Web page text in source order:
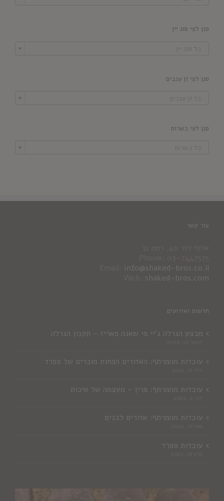
סנן לפי סוג יין
סנן לפי זן ענבים
סנן לפי כשרות
צור קשר
info@shaked-bros.co.il
shaked-bros.com
חדשות ואירועים
מבצע הגרלה ג'יי פי שאנה פאריז – תקנון הגרלה
עובדות מהמרתף: האזורים הפחות מוכרים של ספרד
עובדות מהמרתף: פרין – מעצמה של איכות
עובדות מהמרתף: אזורים לבנים
עובדות ספרד